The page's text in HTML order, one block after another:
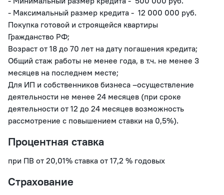
- Максимальный размер кредита -  12 000 000 руб.
Покупка готовой и строящейся квартиры
Гражданство РФ;
Возраст от 18 до 70 лет на дату погашения кредита;
Общий стаж работы не менее года, в т.ч. не менее 3
месяцев на последнем месте;
Для ИП и собственников бизнеса –осуществление
деятельности не менее 24 месяцев (при сроке
деятельности от 12 до 24 месяцев возможность
рассмотрение с повышением ставки на 0,5%).
Процентная ставка
Страхование